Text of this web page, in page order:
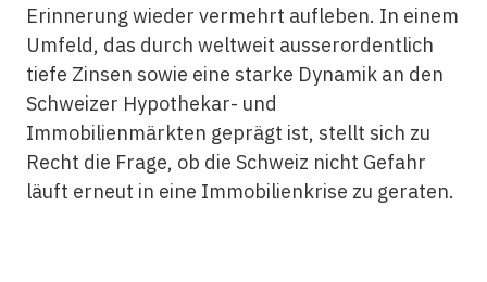
Erinnerung wieder vermehrt aufleben. In einem
Umfeld, das durch weltweit ausserordentlich
tiefe Zinsen sowie eine starke Dynamik an den
Schweizer Hypothekar- und
Immobilienmärkten geprägt ist, stellt sich zu
Recht die Frage, ob die Schweiz nicht Gefahr
läuft erneut in eine Immobilienkrise zu geraten.